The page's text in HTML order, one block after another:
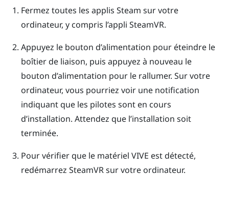
Fermez toutes les applis Steam sur votre
ordinateur, y compris l’appli SteamVR.
Appuyez le bouton d’alimentation pour éteindre le
boîtier de liaison, puis appuyez à nouveau le
bouton d’alimentation pour le rallumer. Sur votre
ordinateur, vous pourriez voir une notification
indiquant que les pilotes sont en cours
d’installation. Attendez que l’installation soit
terminée.
Pour vérifier que le matériel VIVE est détecté,
redémarrez SteamVRsur votre ordinateur.